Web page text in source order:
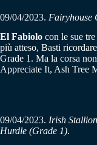
09/04/2023. Fairyhouse
El Fabiolo con le sue
più atteso, Basti
Grade 1. Ma la corsa
Appreciate It, Ash Tree
09/04/2023. Irish
Hurdle (Grade 1).